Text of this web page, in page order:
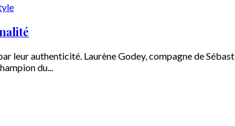
leur authenticité. Laurène Godey, compagne de
du...